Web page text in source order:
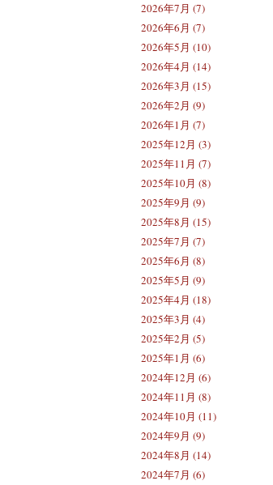
2026年7月 (7)
2026年6月 (7)
2026年5月 (10)
2026年4月 (14)
2026年3月 (15)
2026年2月 (9)
2026年1月 (7)
2025年12月 (3)
2025年11月 (7)
2025年10月 (8)
2025年9月 (9)
2025年8月 (15)
2025年7月 (7)
2025年6月 (8)
2025年5月 (9)
2025年4月 (18)
2025年3月 (4)
2025年2月 (5)
2025年1月 (6)
2024年12月 (6)
2024年11月 (8)
2024年10月 (11)
2024年9月 (9)
2024年8月 (14)
2024年7月 (6)